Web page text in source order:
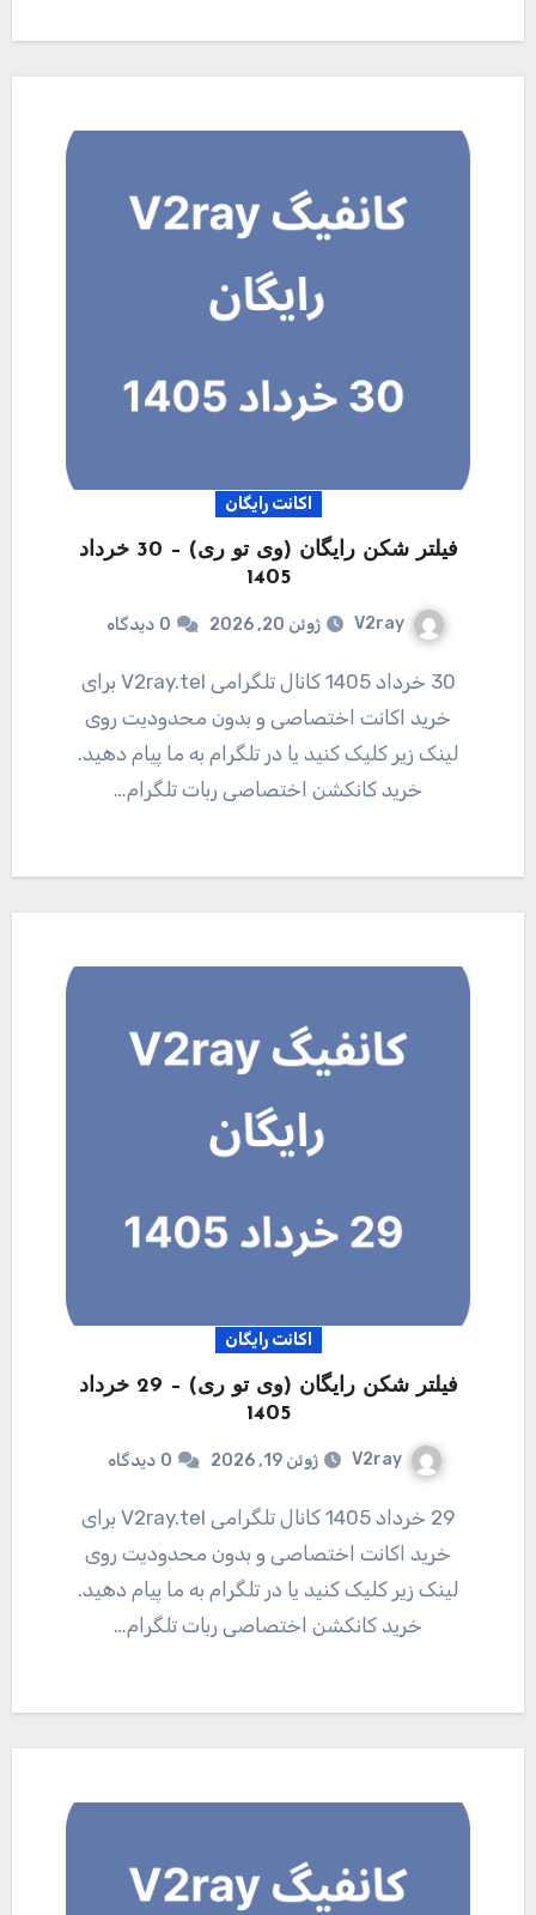
اکانت رایگان
فیلتر شکن رایگان (وی تو ری) – 30 خرداد
1405
V2ray ژوئن 20, 2026 0 دیدگاه
30 خرداد 1405 کانال تلگرامی V2ray.tel برای
خرید اکانت اختصاصی و بدون محدودیت روی
لینک زیر کلیک کنید یا در تلگرام به ما پیام دهید.
خرید کانکشن اختصاصی ربات تلگرام…
اکانت رایگان
فیلتر شکن رایگان (وی تو ری) – 29 خرداد
1405
V2ray ژوئن 19, 2026 0 دیدگاه
29 خرداد 1405 کانال تلگرامی V2ray.tel برای
خرید اکانت اختصاصی و بدون محدودیت روی
لینک زیر کلیک کنید یا در تلگرام به ما پیام دهید.
خرید کانکشن اختصاصی ربات تلگرام…